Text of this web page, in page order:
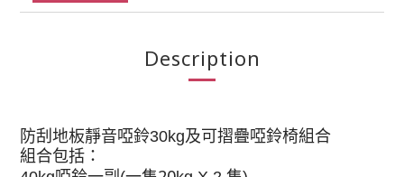
Description
防刮地板靜音啞鈴30kg及可摺疊啞鈴椅組合
組合包括：